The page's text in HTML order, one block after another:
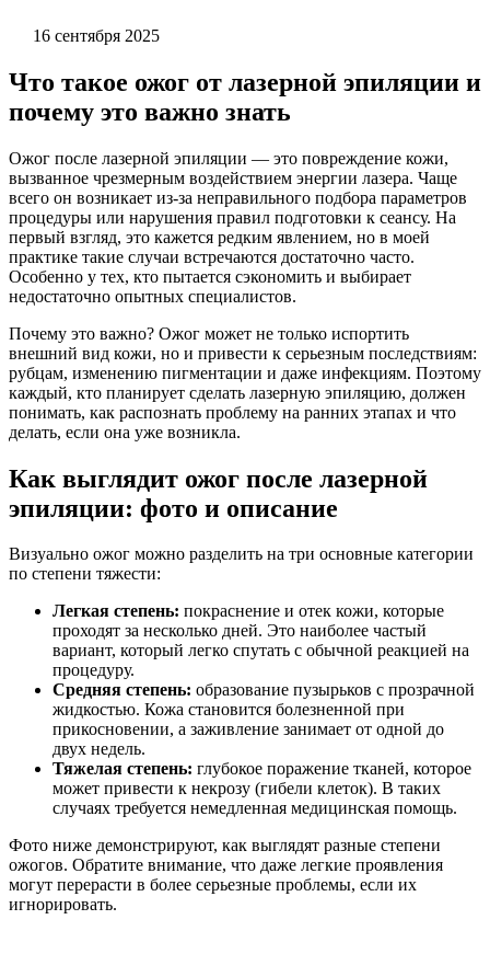
16 сентября 2025
Что такое ожог от лазерной эпиляции и
почему это важно знать
Ожог после лазерной эпиляции — это повреждение кожи,
вызванное чрезмерным воздействием энергии лазера. Чаще
всего он возникает из-за неправильного подбора параметров
процедуры или нарушения правил подготовки к сеансу. На
первый взгляд, это кажется редким явлением, но в моей
практике такие случаи встречаются достаточно часто.
Особенно у тех, кто пытается сэкономить и выбирает
недостаточно опытных специалистов.
Почему это важно? Ожог может не только испортить
внешний вид кожи, но и привести к серьезным последствиям:
рубцам, изменению пигментации и даже инфекциям. Поэтому
каждый, кто планирует сделать лазерную эпиляцию, должен
понимать, как распознать проблему на ранних этапах и что
делать, если она уже возникла.
Как выглядит ожог после лазерной
эпиляции: фото и описание
Визуально ожог можно разделить на три основные категории
по степени тяжести:
Легкая степень: покраснение и отек кожи, которые
проходят за несколько дней. Это наиболее частый
вариант, который легко спутать с обычной реакцией на
процедуру.
Средняя степень: образование пузырьков с прозрачной
жидкостью. Кожа становится болезненной при
прикосновении, а заживление занимает от одной до
двух недель.
Тяжелая степень: глубокое поражение тканей, которое
может привести к некрозу (гибели клеток). В таких
случаях требуется немедленная медицинская помощь.
Фото ниже демонстрируют, как выглядят разные степени
ожогов. Обратите внимание, что даже легкие проявления
могут перерасти в более серьезные проблемы, если их
игнорировать.